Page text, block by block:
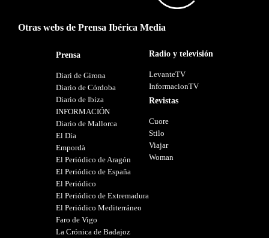
Otras webs de Prensa Ibérica Media
Prensa
Diari de Girona
Diario de Córdoba
Diario de Ibiza
INFORMACIÓN
Diario de Mallorca
El Día
Empordà
El Periódico de Aragón
El Periódico de España
El Periódico
El Periódico de Extremadura
El Periódico Mediterráneo
Faro de Vigo
La Crónica de Badajoz
Radio y televisión
LevanteTV
InformacionTV
Revistas
Cuore
Stilo
Viajar
Woman